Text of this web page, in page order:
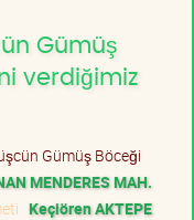
Gümüş
verdiğimiz
Gümüş Böceği
MENDERES MAH.
Keçiören AKTEPE